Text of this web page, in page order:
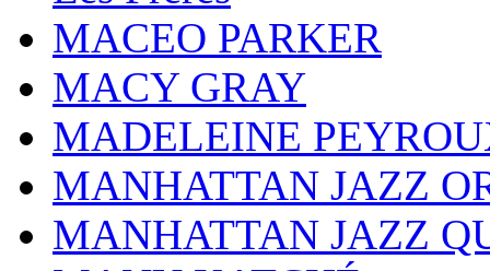
MACEO PARKER
MACY GRAY
MADELEINE
MANHATTAN JAZZ
MANHATTAN JAZZ